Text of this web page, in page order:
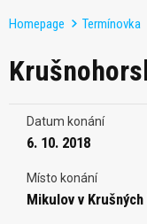
Homepage Termínovka
Datum konání
6. 10. 2018
Místo konání
Mikulov v